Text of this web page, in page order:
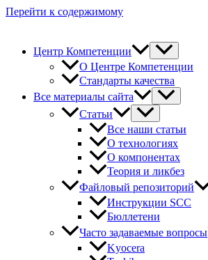
Перейти к содержимому
Центр Компетенции
О Центре Компетенции
Стандарты качества
Все материалы сайта
Статьи
Все наши статьи
О технологиях
О компонентах
Теория и ликбез
Файловый репозиторий
Инструкции SCC
Бюллетени
Часто задаваемые вопросы
Kyocera